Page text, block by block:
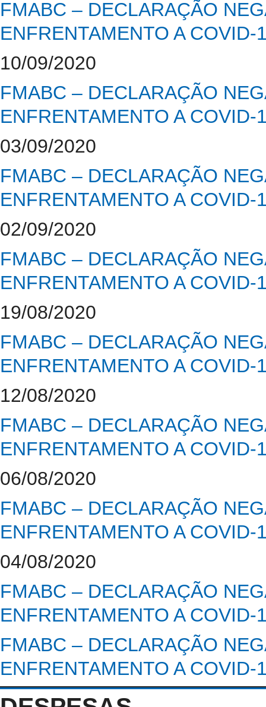
FMABC – DECLARAÇÃO
ENFRENTAMENTO A COVID-
10/09/2020
FMABC – DECLARAÇÃO
ENFRENTAMENTO A COVID-
03/09/2020
FMABC – DECLARAÇÃO
ENFRENTAMENTO A COVID-
02/09/2020
FMABC – DECLARAÇÃO
ENFRENTAMENTO A COVID-
19/08/2020
FMABC – DECLARAÇÃO
ENFRENTAMENTO A COVID-
12/08/2020
FMABC – DECLARAÇÃO
ENFRENTAMENTO A COVID-
06/08/2020
FMABC – DECLARAÇÃO
ENFRENTAMENTO A COVID-
04/08/2020
FMABC – DECLARAÇÃO
ENFRENTAMENTO A COVID-
FMABC – DECLARAÇÃO
ENFRENTAMENTO A COVID-